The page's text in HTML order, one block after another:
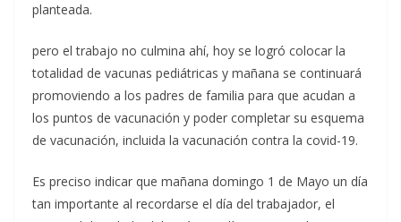
planteada.
pero el trabajo no culmina ahí, hoy se logró colocar la
totalidad de vacunas pediátricas y mañana se continuará
promoviendo a los padres de familia para que acudan a
los puntos de vacunación y poder completar su esquema
de vacunación, incluida la vacunación contra la covid-19.
Es preciso indicar que mañana domingo 1 de Mayo un día
tan importante al recordarse el día del trabajador, el